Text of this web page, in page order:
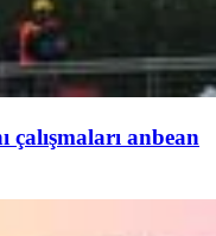
anbean